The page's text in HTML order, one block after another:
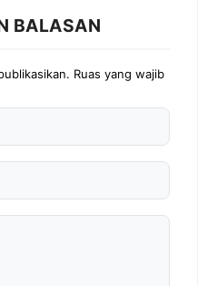
BALASAN
Ruas yang wajib